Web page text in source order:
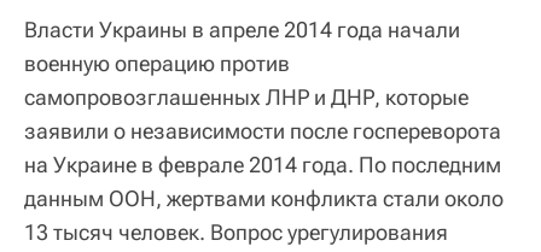
Власти Украины в апреле 2014 года начали
военную операцию против
самопровозглашенных ЛНР и ДНР, которые
заявили о независимости после госпереворота
на Украине в феврале 2014 года. По последним
данным ООН, жертвами конфликта стали около
13 тысяч человек. Вопрос урегулирования